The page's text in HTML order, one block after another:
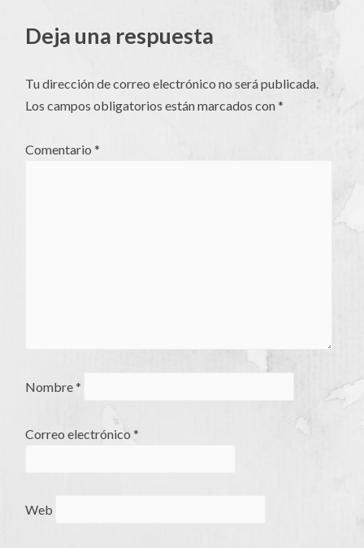
Deja una respuesta
Tu dirección de correo electrónico no será publicada.
Los campos obligatorios están marcados con*
Comentario*
Nombre*
Correo electrónico*
Web